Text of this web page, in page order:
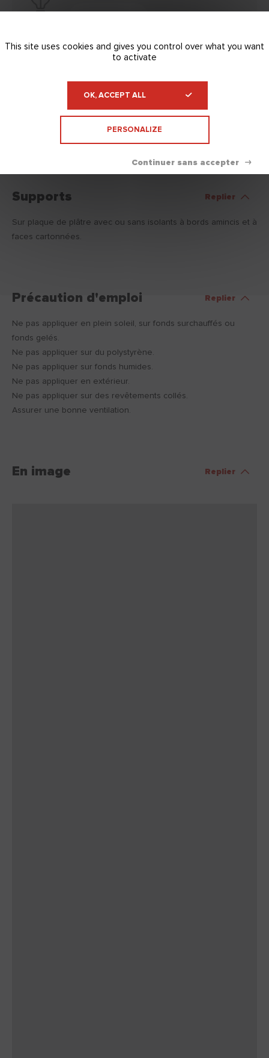
Télécharger
Supports Replier
Sur plaque de plâtre avec ou sans isolants à bords amincis et à
faces cartonnées.
Précaution d'emploi Replier
Ne pas appliquer en plein soleil, sur fonds surchauffés ou
fonds gelés.
Ne pas appliquer sur du polystyrène.
Ne pas appliquer sur fonds humides.
Ne pas appliquer en extérieur.
Ne pas appliquer sur des revêtements collés.
Assurer une bonne ventilation.
En image Replier
This site uses cookies and gives you control over what you want
to activate
OK, ACCEPT ALL
PERSONALIZE